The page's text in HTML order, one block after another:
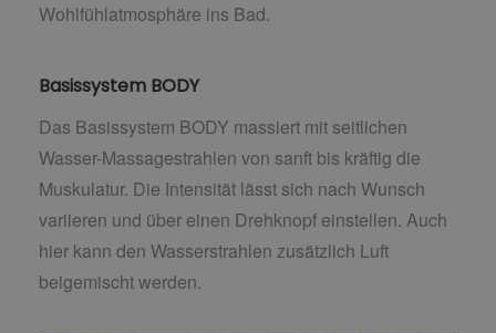
Wohlfühlatmosphäre ins Bad.
Basissystem BODY
Das Basissystem BODY massiert mit seitlichen
Wasser-Massagestrahlen von sanft bis kräftig die
Muskulatur. Die Intensität lässt sich nach Wunsch
variieren und über einen Drehknopf einstellen. Auch
hier kann den Wasserstrahlen zusätzlich Luft
beigemischt werden.